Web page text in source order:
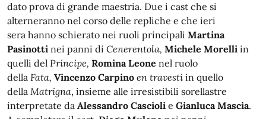
dato prova di grande maestria. Due i cast che si
alterneranno nel corso delle repliche e che ieri
sera hanno schierato nei ruoli principali Martina
Pasinotti nei panni di Cenerentola, Michele Morelli in
quelli del Principe, Romina Leone nel ruolo
della Fata, Vincenzo Carpino en travesti in quello
della Matrigna, insieme alle irresistibili sorellastre
interpretate da Alessandro Cascioli e Gianluca Mascia.